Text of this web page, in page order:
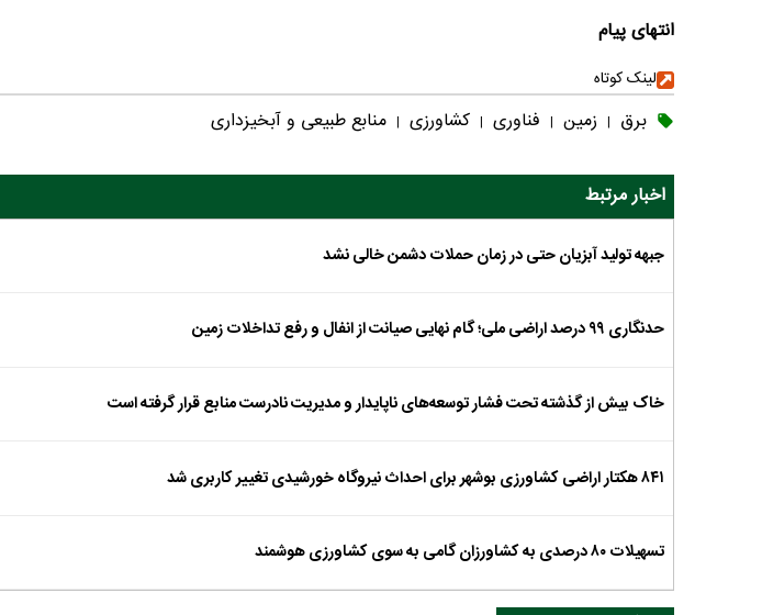
انتهای پیام
لینک کوتاه
برق | زمین | فناوری | کشاورزی | منابع طبیعی و آبخیزداری
اخبار مرتبط
جبهه تولید آبزیان حتی در زمان حملات دشمن خالی نشد
حدنگاری ۹۹ درصد اراضی ملی؛ گام نهایی صیانت از انفال و رفع تداخلات زمین
خاک بیش از گذشته تحت فشار توسعه‌های ناپایدار و مدیریت نادرست منابع قرار گرفته است
۸۴۱ هکتار اراضی کشاورزی بوشهر برای احداث نیروگاه خورشیدی تغییر کاربری شد
تسهیلات ۸۰ درصدی به کشاورزان گامی به سوی کشاورزی هوشمند